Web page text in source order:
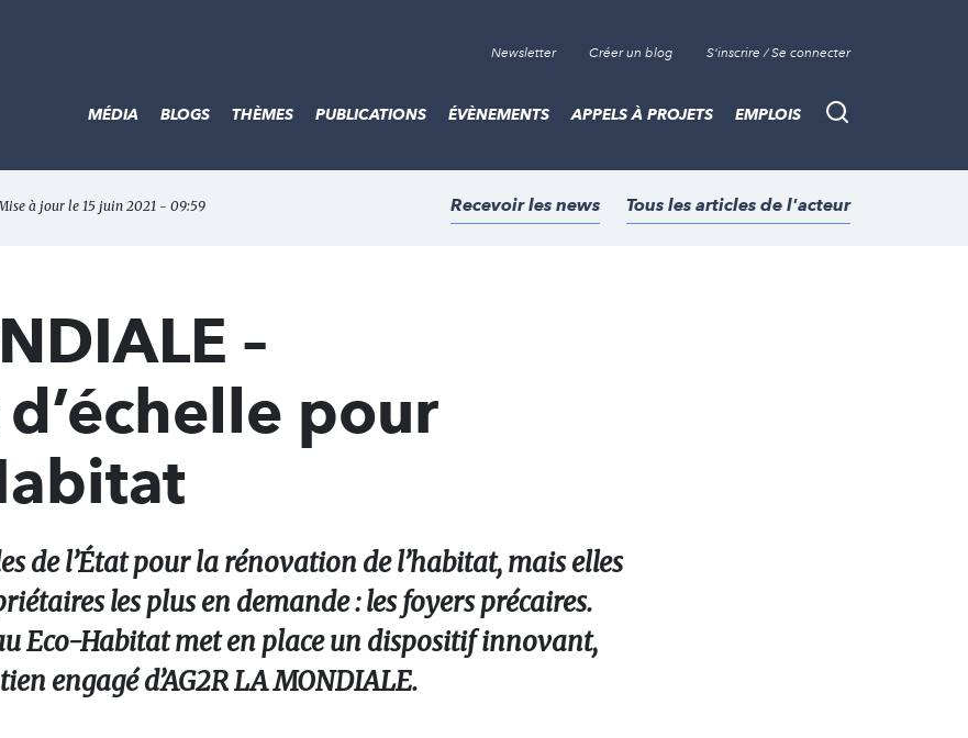
Newsletter Créer un blog S'inscrire / Se connecter
Recherche
MÉDIA BLOGS THÈMES PUBLICATIONS ÉVÈNEMENTS APPELS À PROJETS EMPLOIS
à jour le 15 juin 2021 - 09:59 Recevoir les news Tous les articles de l'acteur
–
pour
de l’État pour la rénovation de l’habitat, mais elles
les plus en demande : les foyers précaires.
Eco-Habitat met en place un dispositif innovant,
engagé d’AG2R LA MONDIALE.